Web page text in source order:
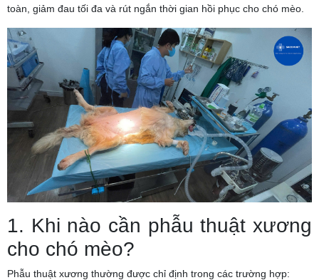
toàn, giảm đau tối đa và rút ngắn thời gian hồi phục cho chó mèo.
1. Khi nào cần phẫu thuật xương
cho chó mèo?
Phẫu thuật xương thường được chỉ định trong các trường hợp: